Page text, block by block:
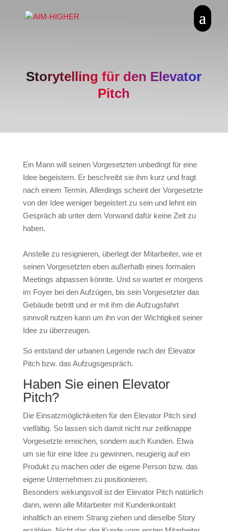
Storytelling für den Elevator
Pitch
Ein Mann will seinen Vorgesetzten unbedingt für eine
Idee begeistern. Er beschreibt sie ihm kurz und fragt
nach einem Termin. Allerdings scheint der Vorgesetzte
von der Idee weniger begeistert zu sein und lehnt ein
Gespräch ab unter dem Vorwand dafür keine Zeit zu
haben.
Anstelle zu resignieren, überlegt der Mitarbeiter, wie er
seinen Vorgesetzten eben außerhalb eines formalen
Meetings abpassen könnte. Und so wartet er morgens
im Foyer bei den Aufzügen, bis sein Vorgesetzter das
Gebäude betritt und er mit ihm die Aufzugsfahrt
sinnvoll nutzen kann um ihn von der Wichtigkeit seiner
Idee zu überzeugen.
So entstand der urbanen Legende nach der Elevator
Pitch bzw. das Aufzugsgespräch.
Haben Sie einen Elevator
Pitch?
Die Einsatzmöglichkeiten für den Elevator Pitch sind
vielfältig. So lassen sich damit nicht nur zeitknappe
Vorgesetzte erreichen, sondern auch Kunden. Etwa
um sie für eine Idee zu gewinnen, neugierig auf ein
Produkt zu machen oder die eigene Person bzw. das
eigene Unternehmen zu positionieren.
Besonders wirkungsvoll ist der Elevator Pitch natürlich
dann, wenn alle Mitarbeiter mit Kundenkontakt
inhaltlich an einem Strang ziehen und dieselbe Story